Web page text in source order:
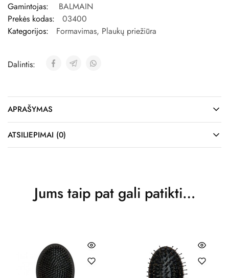
Gamintojas:
BALMAIN
Prekės kodas:
03400
Kategorijos:
Formavimas, Plaukų priežiūra
Dalintis:
APRAŠYMAS
ATSILIEPIMAI (0)
Jums taip pat gali patikti…